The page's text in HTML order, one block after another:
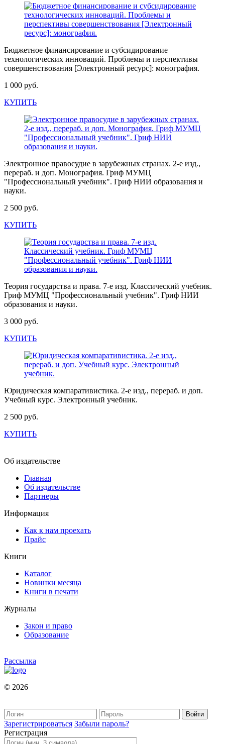
Бюджетное финансирование и субсидирование
технологических инноваций. Проблемы и перспективы
совершенствования [Электронный ресурс]: монография.
1 000 руб.
КУПИТЬ
Электронное правосудие в зарубежных странах. 2-е изд.,
перераб. и доп. Монография. Гриф МУМЦ
"Профессиональный учебник". Гриф НИИ образования и
науки.
2 500 руб.
КУПИТЬ
Теория государства и права. 7-е изд. Классический учебник.
Гриф МУМЦ "Профессиональный учебник". Гриф НИИ
образования и науки.
3 000 руб.
КУПИТЬ
Юридическая компаративистика. 2-е изд., перераб. и доп.
Учебный курс. Электронный учебник.
2 500 руб.
КУПИТЬ
Об издательстве
Главная
Об издательстве
Партнеры
Информация
Как к нам проехать
Прайс
Книги
Каталог
Новинки месяца
Книги в печати
Журналы
Закон и право
Образование
Рассылка
© 2026
Зарегистрироваться Забыли пароль?
Регистрация